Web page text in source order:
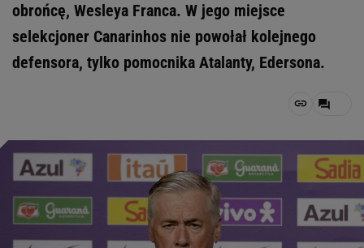
obrońcę, Wesleya Franca. W jego miejsce
selekcjoner Canarinhos nie powołał kolejnego
defensora, tylko pomocnika Atalanty, Edersona.